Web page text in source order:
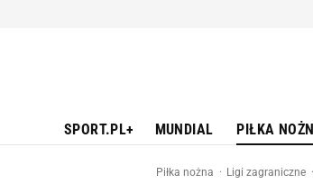
SPORT.PL+ MUNDIAL PIŁKA
Piłka nożna Ligi zagraniczne